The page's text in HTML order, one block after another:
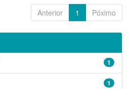
Anterior 1 Póximo
1
1